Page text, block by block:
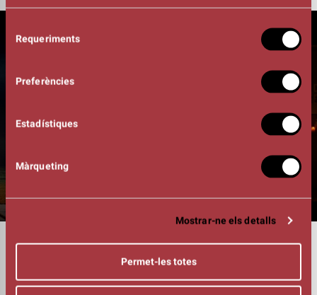
Requeriments
Preferències
Estadístiques
Màrqueting
Mostrar-ne els detalls
Permet-les totes
DURADA
Rosa Cadafalch